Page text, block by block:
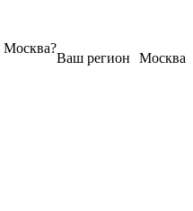
Москва
Ваш регион
Москва?